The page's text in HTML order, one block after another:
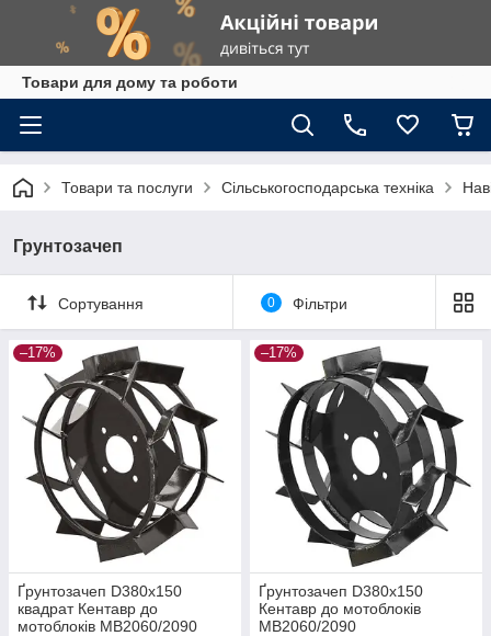
Товари для дому та роботи
Товари та послуги Сільськогосподарська техніка
Грунтозачеп
Сортування 0 Фільтри
–17%
Ґрунтозачеп D380x150
квадрат Кентавр до
мотоблоків МВ2060/2090
–17%
Ґрунтозачеп D380x150
Кентавр до мотоблоків
МВ2060/2090